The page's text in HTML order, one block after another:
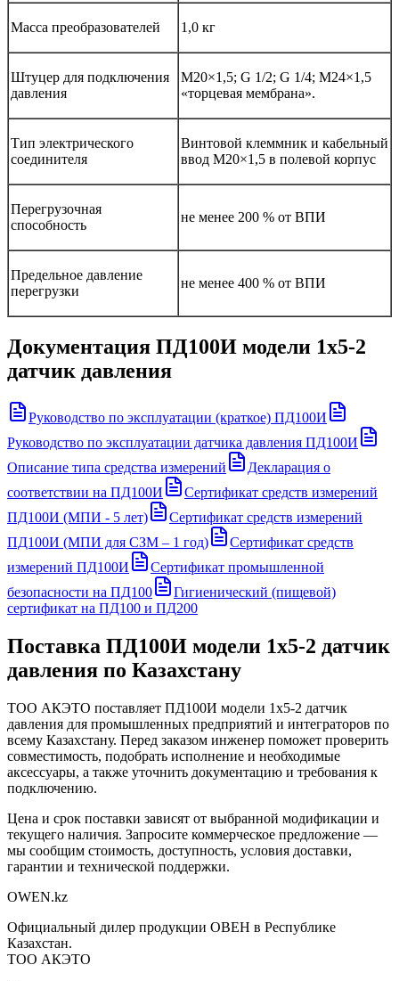
Масса преобразователей 1,0 кг
Штуцер для подключения
давления
M20×1,5; G 1/2; G 1/4; M24×1,5
«торцевая мембрана».
Тип электрического
соединителя
Винтовой клеммник и кабельный
ввод М20×1,5 в полевой корпус
Перегрузочная
способность
не менее 200 % от ВПИ
Предельное давление
перегрузки
не менее 400 % от ВПИ
Документация ПД100И модели 1х5-2
датчик давления
Руководство по эксплуатации (краткое) ПД100И
Руководство по эксплуатации датчика давления ПД100И
Описание типа средства измерений
Декларация о
соответствии на ПД100И
Сертификат средств измерений
ПД100И (МПИ - 5 лет)
Сертификат средств измерений
ПД100И (МПИ для СЗМ – 1 год)
Сертификат средств
измерений ПД100И
Сертификат промышленной
безопасности на ПД100
Гигиенический (пищевой)
сертификат на ПД100 и ПД200
Поставка ПД100И модели 1х5-2 датчик
давления по Казахстану
ТОО АКЭТО поставляет ПД100И модели 1х5-2 датчик
давления для промышленных предприятий и интеграторов по
всему Казахстану. Перед заказом инженер поможет проверить
совместимость, подобрать исполнение и необходимые
аксессуары, а также уточнить документацию и требования к
подключению.
Цена и срок поставки зависят от выбранной модификации и
текущего наличия. Запросите коммерческое предложение —
мы сообщим стоимость, доступность, условия доставки,
гарантии и технической поддержки.
OWEN.kz
Официальный дилер продукции ОВЕН в Республике
Казахстан.
ТОО АКЭТО